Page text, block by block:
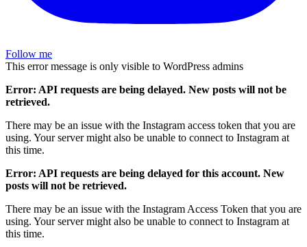
Follow me
This error message is only visible to WordPress admins
Error: API requests are being delayed. New posts will not be
retrieved.
There may be an issue with the Instagram access token that you are
using. Your server might also be unable to connect to Instagram at
this time.
Error: API requests are being delayed for this account. New
posts will not be retrieved.
There may be an issue with the Instagram Access Token that you are
using. Your server might also be unable to connect to Instagram at
this time.